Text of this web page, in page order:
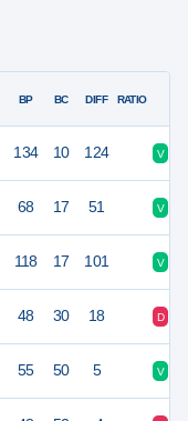
BP BC DIFF RATIO
134 10 124 V
68 17 51 V
118 17 101 V
48 30 18 D
55 50 5 V